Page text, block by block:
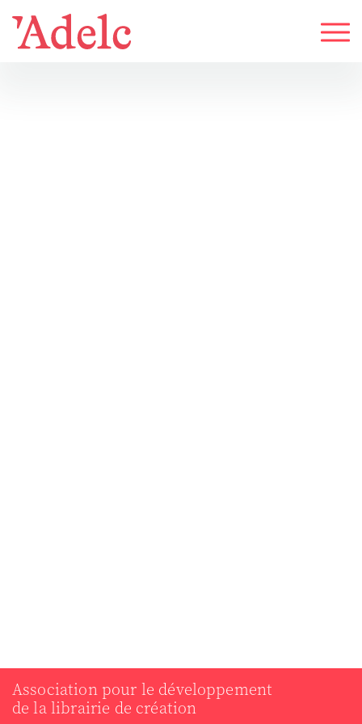
Association pour le développement
de la librairie de création